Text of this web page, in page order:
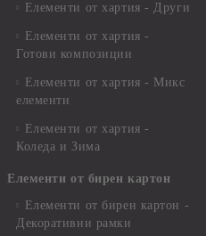
Елементи от хартия - Други
Елементи от хартия -
Готови композиции
Елементи от хартия - Микс
елементи
Елементи от хартия -
Коледа и Зима
Елементи от бирен картон
Елементи от бирен картон -
Декоративни рамки